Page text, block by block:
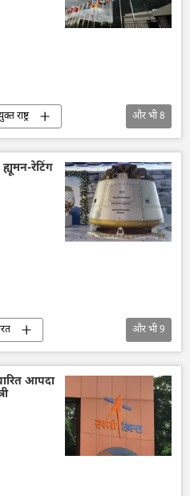
राष्ट्र
भारत सरकार
भारत की संसद
और भी8
रेटिंग
दिल्ली
अंतरिक्ष अनुसंधान
और भी9
आपदा